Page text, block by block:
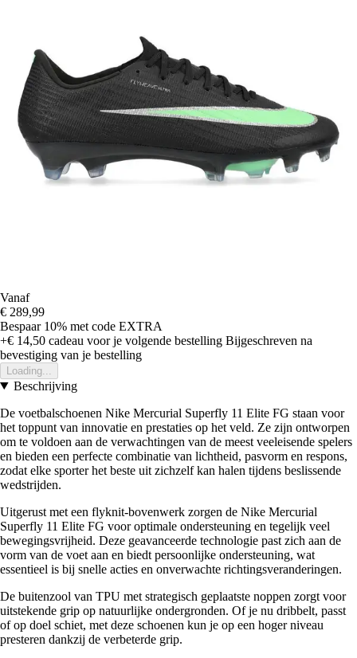
Vanaf
€ 289,99
Bespaar 10% met code EXTRA
+€ 14,50 cadeau voor je volgende bestelling Bijgeschreven na
bevestiging van je bestelling
Loading...
Beschrijving
De voetbalschoenen Nike Mercurial Superfly 11 Elite FG staan voor
het toppunt van innovatie en prestaties op het veld. Ze zijn ontworpen
om te voldoen aan de verwachtingen van de meest veeleisende spelers
en bieden een perfecte combinatie van lichtheid, pasvorm en respons,
zodat elke sporter het beste uit zichzelf kan halen tijdens beslissende
wedstrijden.
Uitgerust met een flyknit-bovenwerk zorgen de Nike Mercurial
Superfly 11 Elite FG voor optimale ondersteuning en tegelijk veel
bewegingsvrijheid. Deze geavanceerde technologie past zich aan de
vorm van de voet aan en biedt persoonlijke ondersteuning, wat
essentieel is bij snelle acties en onverwachte richtingsveranderingen.
De buitenzool van TPU met strategisch geplaatste noppen zorgt voor
uitstekende grip op natuurlijke ondergronden. Of je nu dribbelt, passt
of op doel schiet, met deze schoenen kun je op een hoger niveau
presteren dankzij de verbeterde grip.